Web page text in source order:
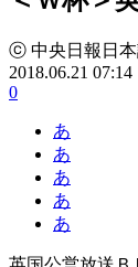
ⓒ 中央日報日本
2018.06.21 07:14
0
あ
あ
あ
あ
あ